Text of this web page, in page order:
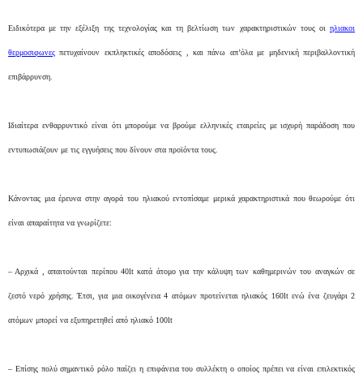
Ειδικότερα με την εξέλιξη της τεχνολογίας και τη βελτίωση των χαρακτηριστικών τους οι ηλιακοι
θερμοσιφωνες πετυχαίνουν εκπληκτικές αποδόσεις , και πάνω απ’όλα με μηδενική περιβαλλοντική
επιβάρρυνση.
Ιδιαίτερα ενθαρρυντικό είναι ότι μπορούμε να βρούμε ελληνικές εταιρείες με ισχυρή παράδοση που
εντυπωσιάζουν με τις εγγυήσεις που δίνουν στα προϊόντα τους.
Κάνοντας μια έρευνα στην αγορά του ηλιακού εντοπίσαμε μερικά χαρακτηριστικά που θεωρούμε ότι
είναι απαραίτητα να γνωρίζετε:
– Αρχικά , απαιτούνται περίπου 40lt κατά άτομο για την κάλυψη των καθημερινών του αναγκών σε
ζεστό νερό χρήσης. Έτσι, για μια οικογένεια 4 ατόμων προτείνεται ηλιακός 160lt ενώ ένα ζευγάρι 2
ατόμων μπορεί να εξυπηρετηθεί από ηλιακό 100lt
– Επίσης πολύ σημαντικό ρόλο παίζει η επιφάνεια του συλλέκτη ο οποίος πρέπει να είναι επιλεκτικός